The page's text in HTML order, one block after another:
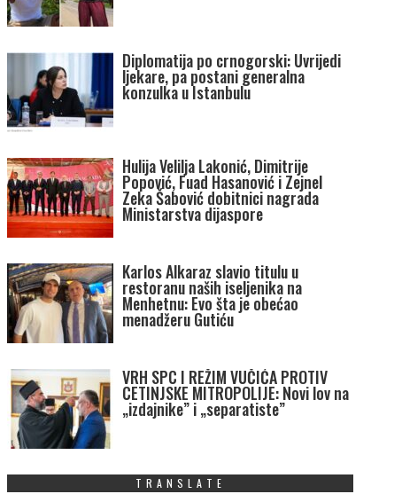
Diplomatija po crnogorski: Uvrijedi
ljekare, pa postani generalna
konzulka u Istanbulu
Hulija Velilja Lakonić, Dimitrije
Popović, Fuad Hasanović i Zejnel
Zeka Šabović dobitnici nagrada
Ministarstva dijaspore
Karlos Alkaraz slavio titulu u
restoranu naših iseljenika na
Menhetnu: Evo šta je obećao
menadžeru Gutiću
VRH SPC I REŽIM VUČIĆA PROTIV
CETINJSKE MITROPOLIJE: Novi lov na
„izdajnike” i „separatiste”
TRANSLATE